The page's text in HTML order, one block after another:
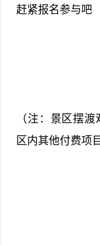
赶紧报名参与吧
（注：景区摆
区内其他付费项